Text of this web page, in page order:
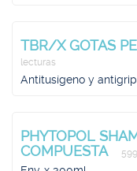
TBR/X GOTAS
lecturas
Antitusígeno y
PHYTOPOL
COMPUESTA